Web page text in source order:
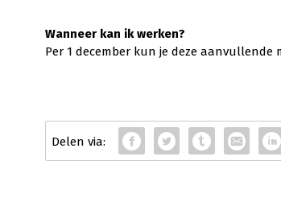
Wanneer kan ik werken?
Per 1 december kun je deze